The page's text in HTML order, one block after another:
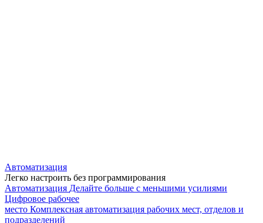
Автоматизация
Легко настроить без программирования
Автоматизация Делайте больше с меньшими усилиями
Цифровое рабочее
место Комплексная автоматизация рабочих мест, отделов и
подразделений